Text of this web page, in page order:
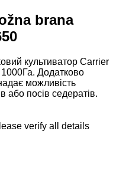
brana
культиватор Carrier
Додатково
можливість
або посів седератів.
verify all details